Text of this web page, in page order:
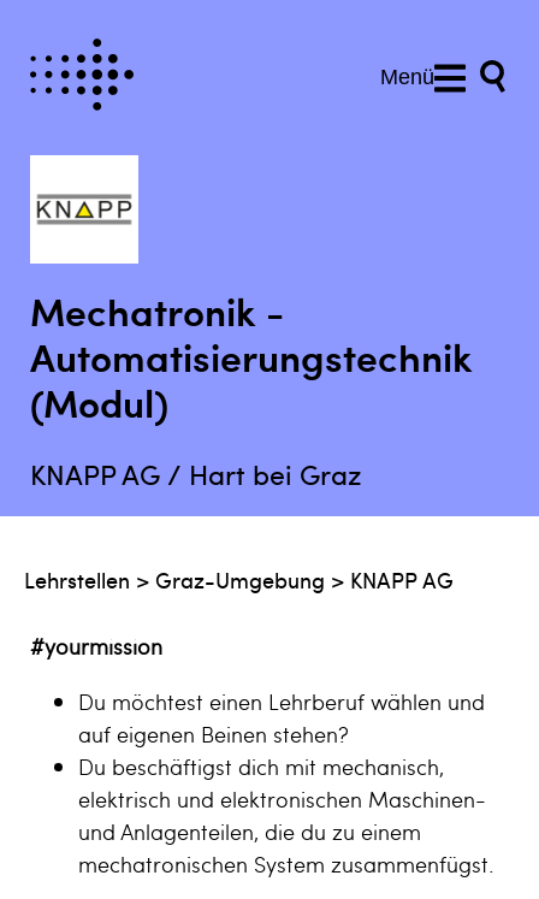
Menü
Mechatronik -
Automatisierungstechnik
(Modul)
KNAPP AG / Hart bei Graz
Lehrstellen > Graz-Umgebung > KNAPP AG
#yourmission
Du möchtest einen Lehrberuf wählen und
auf eigenen Beinen stehen?
Du beschäftigst dich mit mechanisch,
elektrisch und elektronischen Maschinen-
und Anlagenteilen, die du zu einem
mechatronischen System zusammenfügst.